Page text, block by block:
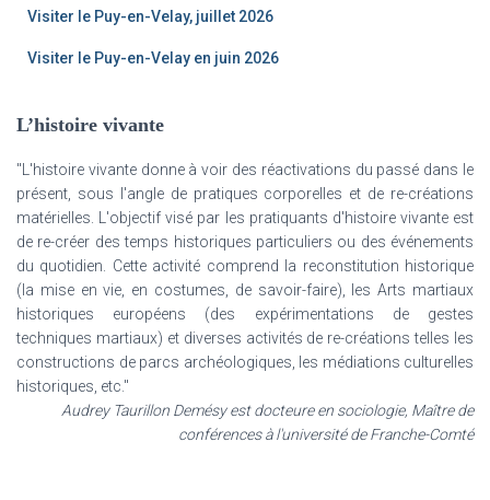
Visiter le Puy-en-Velay, juillet 2026
Visiter le Puy-en-Velay en juin 2026
L’histoire vivante
"L'histoire vivante donne à voir des réactivations du passé dans le
présent, sous l'angle de pratiques corporelles et de re-créations
matérielles. L'objectif visé par les pratiquants d'histoire vivante est
de re-créer des temps historiques particuliers ou des événements
du quotidien. Cette activité comprend la reconstitution historique
(la mise en vie, en costumes, de savoir-faire), les Arts martiaux
historiques européens (des expérimentations de gestes
techniques martiaux) et diverses activités de re-créations telles les
constructions de parcs archéologiques, les médiations culturelles
historiques, etc."
Audrey Taurillon Demésy est docteure en sociologie, Maître de
conférences à l'université de Franche-Comté